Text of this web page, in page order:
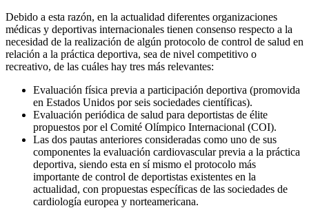
Debido a esta razón, en la actualidad diferentes organizaciones
médicas y deportivas internacionales tienen consenso respecto a la
necesidad de la realización de algún protocolo de control de salud en
relación a la práctica deportiva, sea de nivel competitivo o
recreativo, de las cuáles hay tres más relevantes:
Evaluación física previa a participación deportiva (promovida
en Estados Unidos por seis sociedades científicas).
Evaluación periódica de salud para deportistas de élite
propuestos por el Comité Olímpico Internacional (COI).
Las dos pautas anteriores consideradas como uno de sus
componentes la evaluación cardiovascular previa a la práctica
deportiva, siendo esta en sí mismo el protocolo más
importante de control de deportistas existentes en la
actualidad, con propuestas específicas de las sociedades de
cardiología europea y norteamericana.